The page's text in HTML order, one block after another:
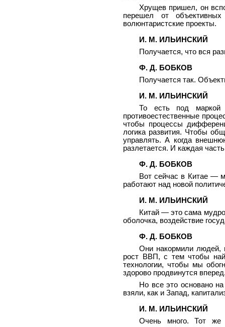
Хрущев пришел, он
перешел от
волюнтаристские проекты.
И. М. ИЛЬИНСКИЙ
Получается, что вся
Ф. Д. БОБКОВ
Получается так.
И. М. ИЛЬИНСКИЙ
То есть под маркой
противоестественные
чтобы процессы
логика развития. Чтобы
управлять. А когда
разлетается. И каждая
Ф. Д. БОБКОВ
Вот сейчас в Китае —
работают над новой
И. М. ИЛЬИНСКИЙ
Китай — это сама
оболочка, воздействие
Ф. Д. БОБКОВ
Они накормили людей,
рост ВВП, с тем чтобы
технологии, чтобы мы
здорово продвинутся
Но все это основано
взяли, как и Запад,
И. М. ИЛЬИНСКИЙ
Очень много. Тот